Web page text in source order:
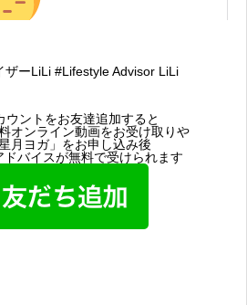
ザーLiLi #Lifestyle Advisor LiLi
ウントをお友達追加すると
オンライン動画をお受け取りや
月ヨガ」をお申し込み後
ドバイスが無料で受けられます